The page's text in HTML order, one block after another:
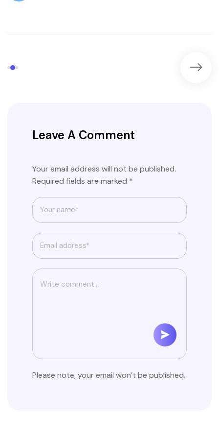
Leave A Comment
Your email address will not be published.
Required fields are marked *
Please note, your email won’t be published.